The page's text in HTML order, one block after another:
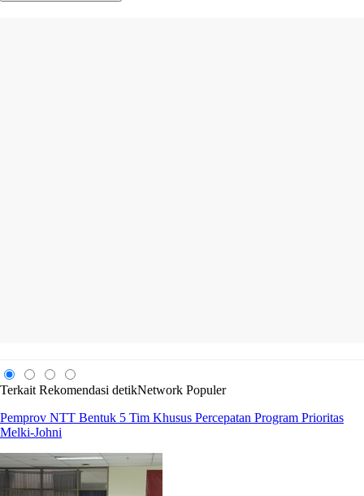
Terkait Rekomendasi detikNetwork Populer
Pemprov NTT Bentuk 5 Tim Khusus Percepatan Program Prioritas
Melki-Johni